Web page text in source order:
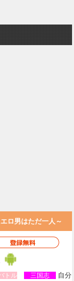
ロ男はただ一人～
トル 三国志
自分